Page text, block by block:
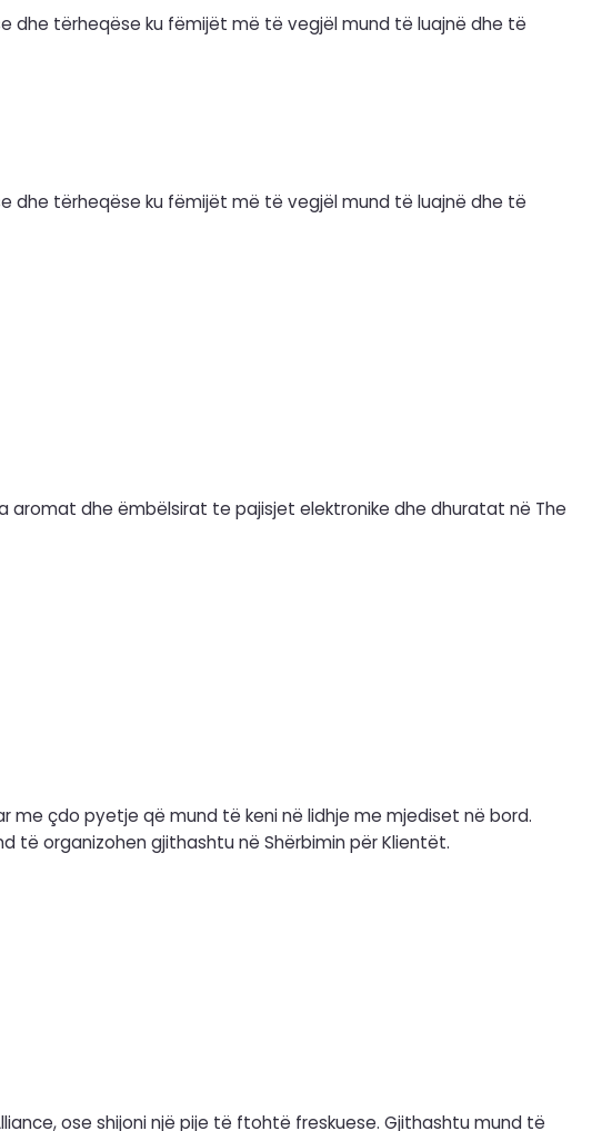
dhe tërheqëse ku fëmijët më të vegjël mund të luajnë dhe të
dhe tërheqëse ku fëmijët më të vegjël mund të luajnë dhe të
dhe ëmbëlsirat te pajisjet elektronike dhe dhuratat në The
me çdo pyetje që mund të keni në lidhje me mjediset në bord.
të organizohen gjithashtu në Shërbimin për Klientët.
ose shijoni një pije të ftohtë freskuese. Gjithashtu mund të